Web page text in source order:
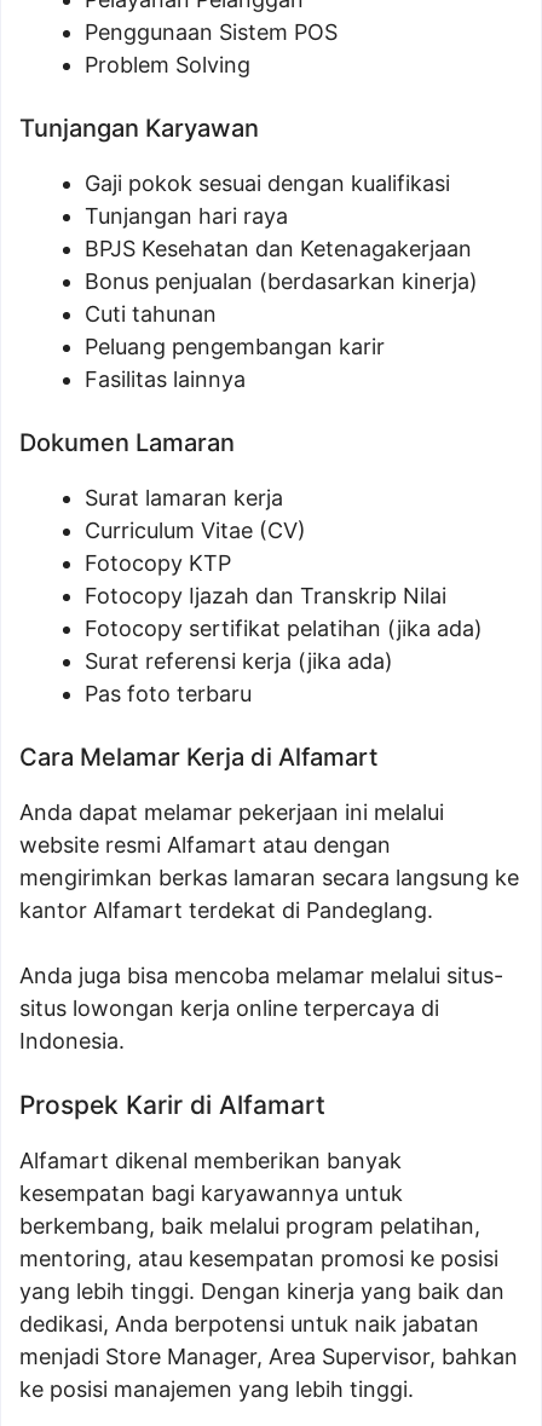
Penggunaan Sistem POS
Problem Solving
Tunjangan Karyawan
Gaji pokok sesuai dengan kualifikasi
Tunjangan hari raya
BPJS Kesehatan dan Ketenagakerjaan
Bonus penjualan (berdasarkan kinerja)
Cuti tahunan
Peluang pengembangan karir
Fasilitas lainnya
Dokumen Lamaran
Surat lamaran kerja
Curriculum Vitae (CV)
Fotocopy KTP
Fotocopy Ijazah dan Transkrip Nilai
Fotocopy sertifikat pelatihan (jika ada)
Surat referensi kerja (jika ada)
Pas foto terbaru
Cara Melamar Kerja di Alfamart
Anda dapat melamar pekerjaan ini melalui
website resmi Alfamart atau dengan
mengirimkan berkas lamaran secara langsung ke
kantor Alfamart terdekat di Pandeglang.
Anda juga bisa mencoba melamar melalui situs-
situs lowongan kerja online terpercaya di
Indonesia.
Prospek Karir di Alfamart
Alfamart dikenal memberikan banyak
kesempatan bagi karyawannya untuk
berkembang, baik melalui program pelatihan,
mentoring, atau kesempatan promosi ke posisi
yang lebih tinggi. Dengan kinerja yang baik dan
dedikasi, Anda berpotensi untuk naik jabatan
menjadi Store Manager, Area Supervisor, bahkan
ke posisi manajemen yang lebih tinggi.